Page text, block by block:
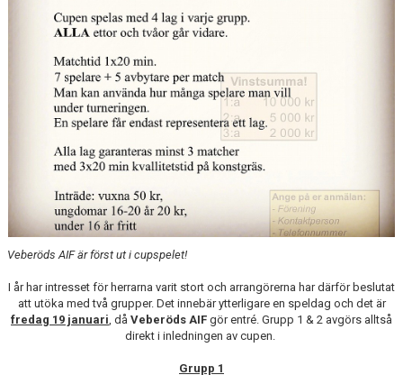
Veberöds AIF är först ut i cupspelet!
I år har intresset för herrarna varit stort och arrangörerna har därför beslutat
att utöka med två grupper. Det innebär ytterligare en speldag och det är
fredag 19 januari , då Veberöds AIF gör entré. Grupp 1 & 2 avgörs alltså
direkt i inledningen av cupen.
Grupp 1